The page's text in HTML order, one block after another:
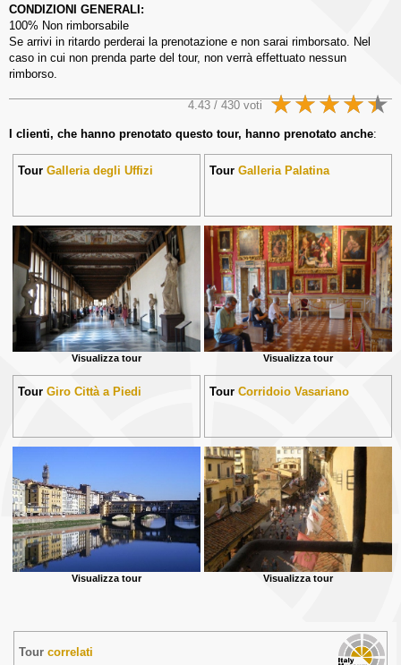
CONDIZIONI GENERALI:
100% Non rimborsabile
Se arrivi in ritardo perderai la prenotazione e non sarai rimborsato. Nel
caso in cui non prenda parte del tour, non verrà effettuato nessun
rimborso.
4.43 / 430 voti
I clienti, che hanno prenotato questo tour, hanno prenotato anche:
TourGalleria degli Uffizi
Visualizza tour
TourGalleria Palatina
Visualizza tour
TourGiro Città a Piedi
Visualizza tour
TourCorridoio Vasariano
Visualizza tour
Tour correlati